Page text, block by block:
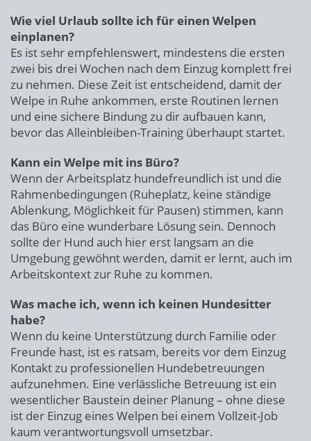
Wie viel Urlaub sollte ich für einen Welpen
einplanen?
Es ist sehr empfehlenswert, mindestens die ersten
zwei bis drei Wochen nach dem Einzug komplett frei
zu nehmen. Diese Zeit ist entscheidend, damit der
Welpe in Ruhe ankommen, erste Routinen lernen
und eine sichere Bindung zu dir aufbauen kann,
bevor das Alleinbleiben-Training überhaupt startet.
Kann ein Welpe mit ins Büro?
Wenn der Arbeitsplatz hundefreundlich ist und die
Rahmenbedingungen (Ruheplatz, keine ständige
Ablenkung, Möglichkeit für Pausen) stimmen, kann
das Büro eine wunderbare Lösung sein. Dennoch
sollte der Hund auch hier erst langsam an die
Umgebung gewöhnt werden, damit er lernt, auch im
Arbeitskontext zur Ruhe zu kommen.
Was mache ich, wenn ich keinen Hundesitter
habe?
Wenn du keine Unterstützung durch Familie oder
Freunde hast, ist es ratsam, bereits vor dem Einzug
Kontakt zu professionellen Hundebetreuungen
aufzunehmen. Eine verlässliche Betreuung ist ein
wesentlicher Baustein deiner Planung – ohne diese
ist der Einzug eines Welpen bei einem Vollzeit-Job
kaum verantwortungsvoll umsetzbar.